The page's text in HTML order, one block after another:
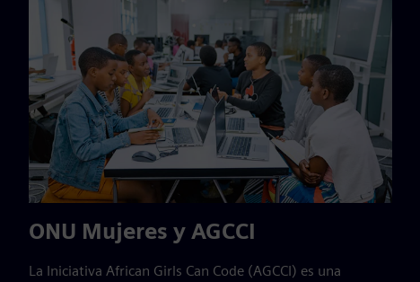
ONU Mujeres y AGCCI
La Iniciativa African Girls Can Code (AGCCI) es una